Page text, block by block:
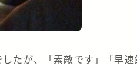
たが、「素敵です」「早速